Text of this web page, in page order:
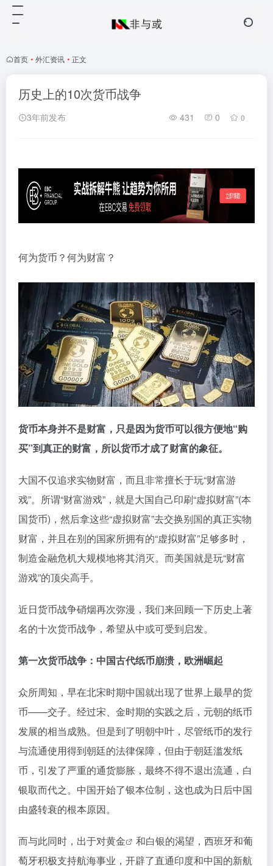
首页 • 外汇资讯 • 正文
历史上的10次货币战争
3年前发布 431 0 0
何为货币？何为财富？
货币本身并不是财富，只是因为货币可以很方便地“购
买”到真正的财富，所以货币才成了财富的象征。
大国不仅追求实物财富，而且非常擅长于玩“财富游
戏”。所谓“财富游戏”，就是大国自己印刷“虚拟财富”(本
国货币)，然后拿这些“虚拟财富”去交换别国的真正实物
财富，并且在别的国家所拥有的“虚拟财富”足够多时，
制造金融危机大规模地将其消灭。而美国就是玩“财富
游戏”的顶尖高手。
近日货币战争硝烟再次弥漫，我们来回顾一下历史上著
名的十次货币战争，希望从中或可受到启发。
第一次货币战争：中国古代纸币崩溃，欧洲崛起
众所周知，早在北宋时期中国就出现了世界上最早的货
币——交子。经过宋、金时期的实践之后，元朝的纸币
发展的相当成熟。但是到了明朝中叶，尽管纸币的发行
与流通使用得到朝廷的法律保障，但由于朝廷滥发纸
币，引发了严重的通货膨胀，最终不得不退出流通，白
银取而代之。中国开始了银本位制，这也成为日后中国
由盛转衰的根本原因。
而与此同时，出于对黄金
和白银的渴望，西班牙和葡
萄牙积极支持航海事业，开辟了直通印度和中国的新航